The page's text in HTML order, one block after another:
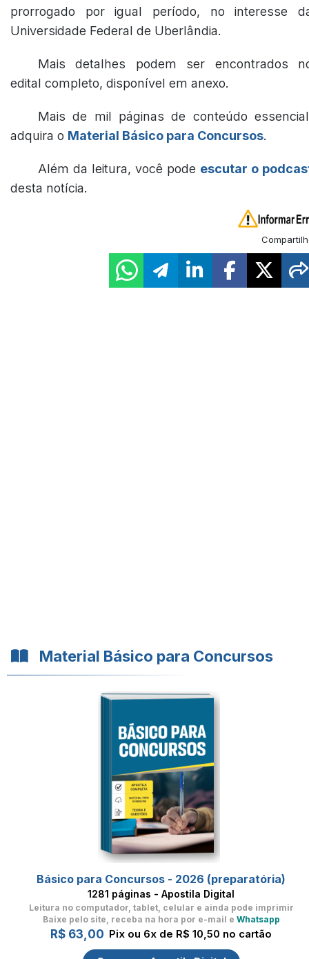
prorrogado por igual período, no interesse
Universidade Federal de Uberlândia.
Mais detalhes podem ser encontrados
edital completo, disponível em anexo.
Mais de mil páginas de conteúdo
adquira o Material Básico para Concursos.
Além da leitura, você pode escutar o
desta notícia.
Material Básico para Concursos
Básico para Concursos - 2026 (preparatória)
1281 páginas - Apostila Digital
Leitura no computador, tablet, celular e ainda pode imprimir
Baixe pelo site, receba na hora por e-mail e Whatsapp
R$ 63,00 Pix ou 6x de R$ 10,50 no cartão